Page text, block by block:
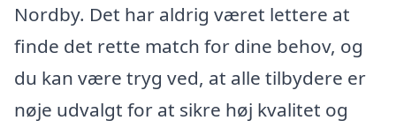
Nordby. Det har aldrig været lettere at
finde det rette match for dine behov, og
du kan være tryg ved, at alle tilbydere er
nøje udvalgt for at sikre høj kvalitet og